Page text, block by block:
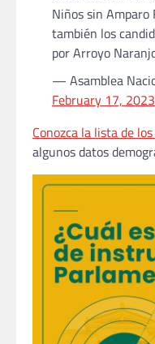
Niños sin
también los
por Arroyo
— Asamblea
February 17, 2023
Conozca la lista de
algunos datos